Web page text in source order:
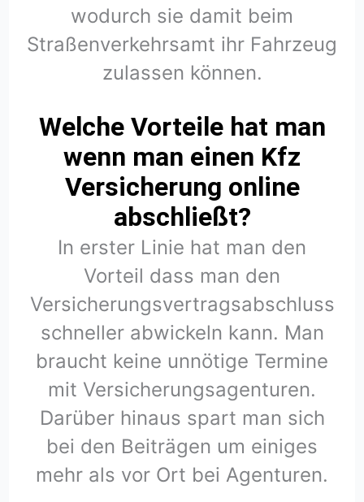
wodurch sie damit beim
Straßenverkehrsamt ihr Fahrzeug
zulassen können.
Welche Vorteile hat man
wenn man einen Kfz
Versicherung online
abschließt?
In erster Linie hat man den
Vorteil dass man den
Versicherungsvertragsabschluss
schneller abwickeln kann. Man
braucht keine unnötige Termine
mit Versicherungsagenturen.
Darüber hinaus spart man sich
bei den Beiträgen um einiges
mehr als vor Ort bei Agenturen.